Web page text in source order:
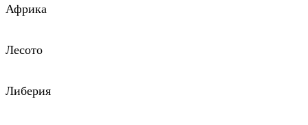
Африка
Лесото
Либерия